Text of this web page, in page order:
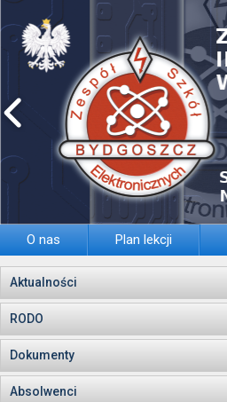
O nas Plan lekcji
Aktualności
RODO
Dokumenty
Absolwenci